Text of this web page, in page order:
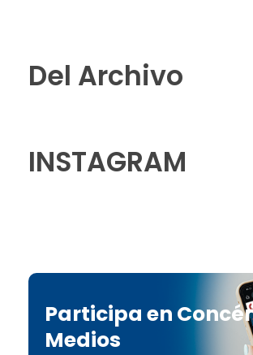
Del Archivo
INSTAGRAM
Participa en
Medios